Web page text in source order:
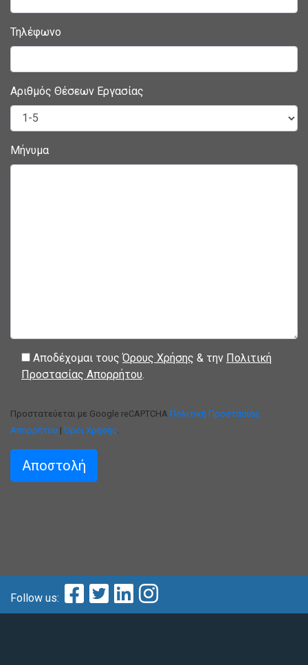
Τηλέφωνο
Αριθμός Θέσεων Εργασίας
Μήνυμα
Αποδέχομαι τουςΌρους Χρήσης & την Πολιτική
Προστασίας Απορρήτου
Προστατεύεται με Google reCAPTCHA Πολιτική Προστασίας
Απορρήτου | Όροι Χρήσης
Follow us: